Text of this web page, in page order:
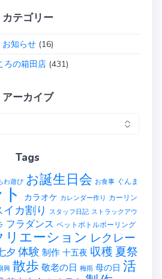
カテゴリー
お知らせ(16)
ろの箱田店(431)
アーカイブ
イ
Tags
わ遊び お誕生日会 お食事 ぐんま
カラオケ カレンダー作り カーリン
イカ割り スタッフ日記 ストラックアウ
フラダンス ペットボトルボーリング
リエーション レクレー
夕 体験 制作 十五夜 収穫 夏祭
興 散歩敬老の日 梅雨 母の日 活